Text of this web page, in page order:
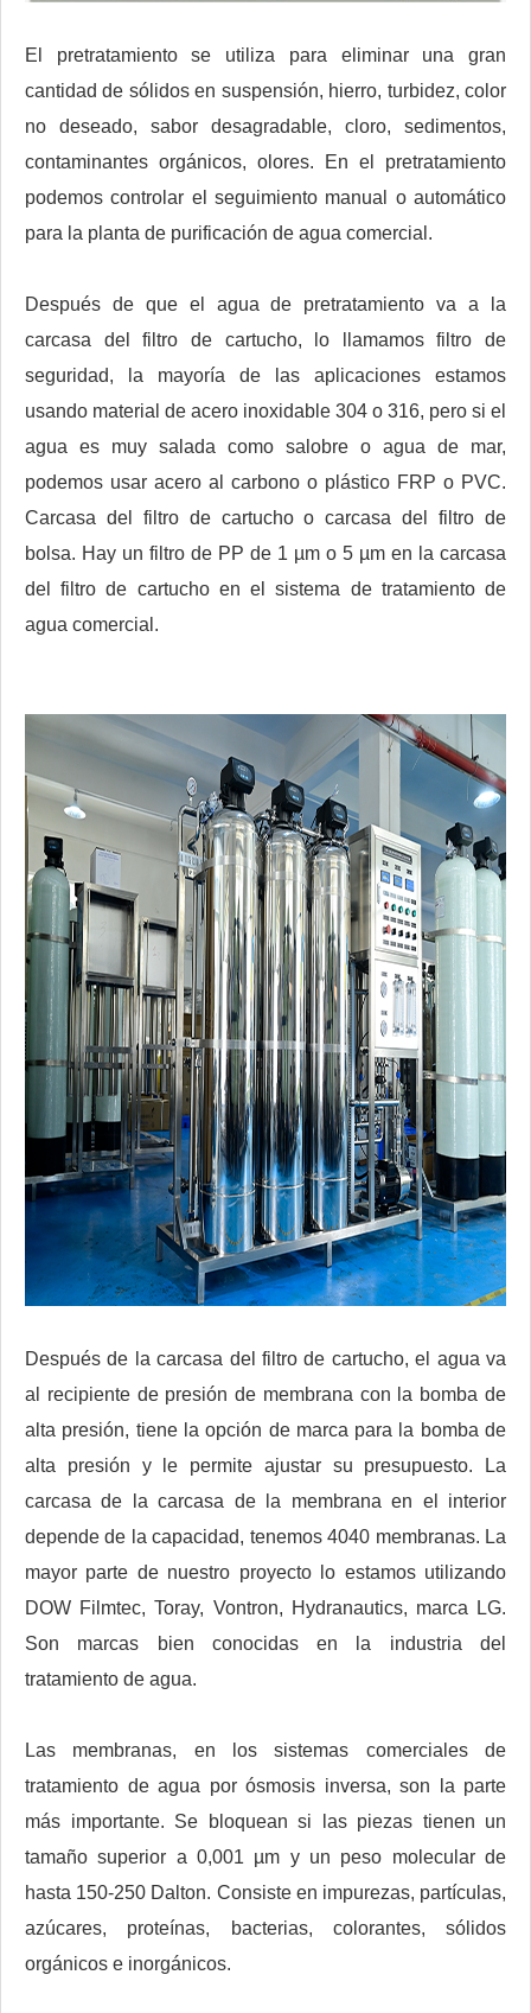
El pretratamiento se utiliza para eliminar una gran
cantidad de sólidos en suspensión, hierro, turbidez, color
no deseado, sabor desagradable, cloro, sedimentos,
contaminantes orgánicos, olores. En el pretratamiento
podemos controlar el seguimiento manual o automático
para la planta de purificación de agua comercial.
Después de que el agua de pretratamiento va a la
carcasa del filtro de cartucho, lo llamamos filtro de
seguridad, la mayoría de las aplicaciones estamos
usando material de acero inoxidable 304 o 316, pero si el
agua es muy salada como salobre o agua de mar,
podemos usar acero al carbono o plástico FRP o PVC.
Carcasa del filtro de cartucho o carcasa del filtro de
bolsa. Hay un filtro de PP de 1 µm o 5 µm en la carcasa
del filtro de cartucho en el sistema de tratamiento de
agua comercial.
Después de la carcasa del filtro de cartucho, el agua va
al recipiente de presión de membrana con la bomba de
alta presión, tiene la opción de marca para la bomba de
alta presión y le permite ajustar su presupuesto. La
carcasa de la carcasa de la membrana en el interior
depende de la capacidad, tenemos 4040 membranas. La
mayor parte de nuestro proyecto lo estamos utilizando
DOW Filmtec, Toray, Vontron, Hydranautics, marca LG.
Son marcas bien conocidas en la industria del
tratamiento de agua.
Las membranas, en los sistemas comerciales de
tratamiento de agua por ósmosis inversa, son la parte
más importante. Se bloquean si las piezas tienen un
tamaño superior a 0,001 µm y un peso molecular de
hasta 150-250 Dalton. Consiste en impurezas, partículas,
azúcares, proteínas, bacterias, colorantes, sólidos
orgánicos e inorgánicos.